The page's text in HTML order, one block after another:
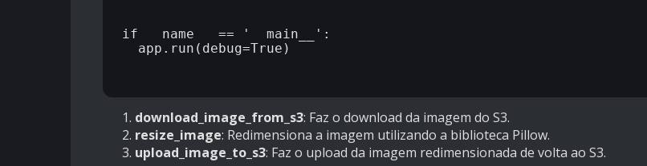
if __name__ == '__main__':
app.run(debug=True)
download_image_from_s3: Faz o download da imagem do S3.
resize_image: Redimensiona a imagem utilizando a biblioteca Pillow.
upload_image_to_s3: Faz o upload da imagem redimensionada de volta ao S3.